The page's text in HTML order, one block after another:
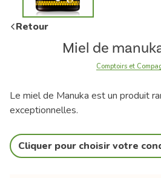
Retour
Miel de
Comptoirs et
Le miel de Manuka est un produit
exceptionnelles.
Cliquer pour choisir votre